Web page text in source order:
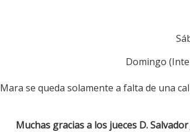
Domingo
Mara se queda solamente a falta de una
Muchas gracias a los jueces D.